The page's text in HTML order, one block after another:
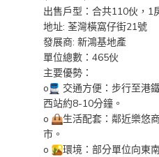
出售戶型：合共110伙，1
地址: 荃灣橫窩仔街21號
發展商: 新鴻基地產
單位總數：465伙
主要優勢：
o
交通方便：步行至港
西站約8-10分鐘。
o
生活配套：鄰近樂悠
市。
o
環境：部分單位向東